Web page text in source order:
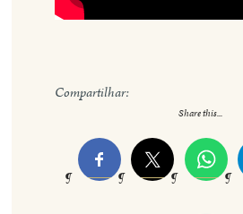
Compartilhar:
Share this...